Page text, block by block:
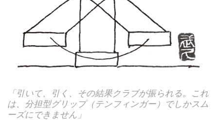
「引いて、引く、その結果クラブが振られる。これ
は、分担型グリップ（テンフィンガー）でしかスム
ーズにできません」